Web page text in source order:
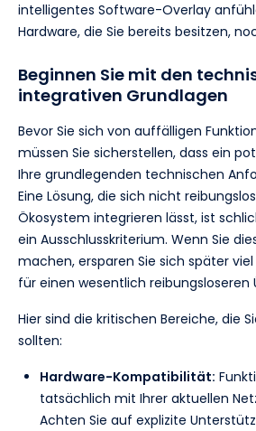
intelligentes Software-Overlay
Hardware, die Sie bereits besitzen,
Beginnen Sie mit den
integrativen Grundlagen
Bevor Sie sich von auffälligen
müssen Sie sicherstellen, dass ein
Ihre grundlegenden technischen
Eine Lösung, die sich nicht
Ökosystem integrieren lässt, ist
ein Ausschlusskriterium. Wenn Sie
machen, ersparen Sie sich später
für einen wesentlich reibungsloseren
Hier sind die kritischen Bereiche, die
sollten:
Hardware-Kompatibilität:
tatsächlich mit Ihrer aktuellen
Achten Sie auf explizite